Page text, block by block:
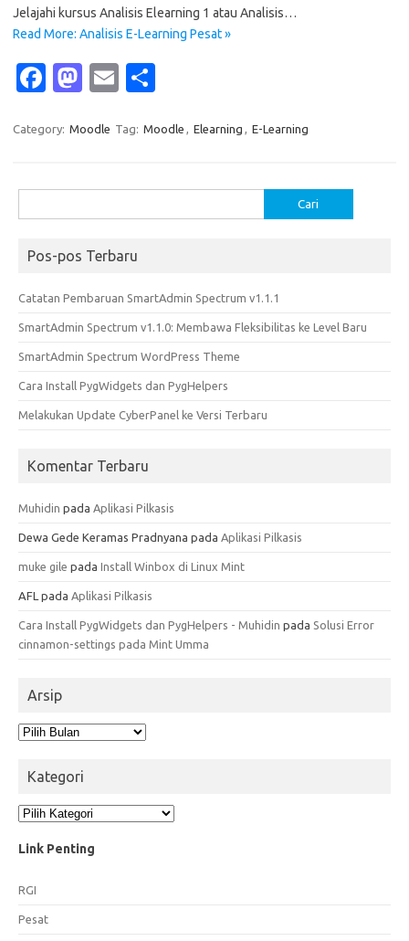
Jelajahi kursus Analisis Elearning 1 atau Analisis…
Read More: Analisis E-Learning Pesat »
Fa
e
o
o
k
M
t
d
o
n
E
ail ar
Category: Moodle Tag: Moodle , Elearning , E-Learning
untuk:
Pos-pos Terbaru
Catatan Pembaruan SmartAdmin Spectrum v1.1.1
SmartAdmin Spectrum v1.1.0: Membawa Fleksibilitas ke Level Baru
SmartAdmin Spectrum WordPress Theme
Cara Install PygWidgets dan PygHelpers
Melakukan Update CyberPanel ke Versi Terbaru
Komentar Terbaru
Muhidin pada Aplikasi Pilkasis
Dewa Gede Keramas Pradnyana pada Aplikasi Pilkasis
muke gile pada Install Winbox di Linux Mint
AFL pada Aplikasi Pilkasis
Cara Install PygWidgets dan PygHelpers - Muhidin pada Solusi Error
cinnamon-settings pada Mint Umma
Arsip
Arsip
Kategori
Kategori
Link Penting
RGI
Pesat